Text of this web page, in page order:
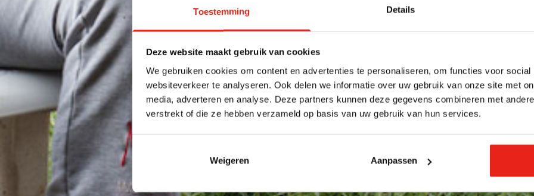
Toestemming Details
Deze website maakt gebruik van cookies
We gebruiken cookies om content en advertenties te personaliseren, om functies voor
websiteverkeer te analyseren. Ook delen we informatie over uw gebruik van onze site met
media, adverteren en analyse. Deze partners kunnen deze gegevens combineren met
verstrekt of die ze hebben verzameld op basis van uw gebruik van hun services.
Weigeren Aanpassen